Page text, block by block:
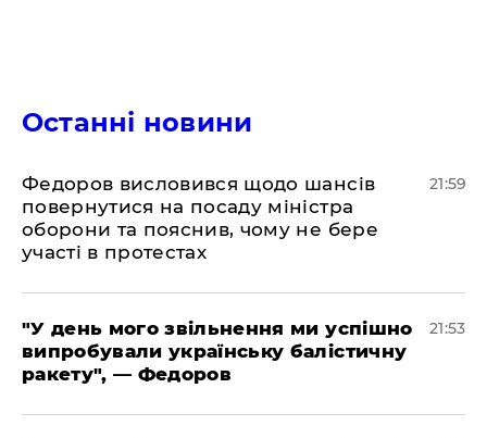
Останні новини
​Федоров висловився щодо шансів
повернутися на посаду міністра
оборони та пояснив, чому не бере
участі в протестах
21:59
​"У день мого звільнення ми успішно
випробували українську балістичну
ракету", — Федоров
21:53